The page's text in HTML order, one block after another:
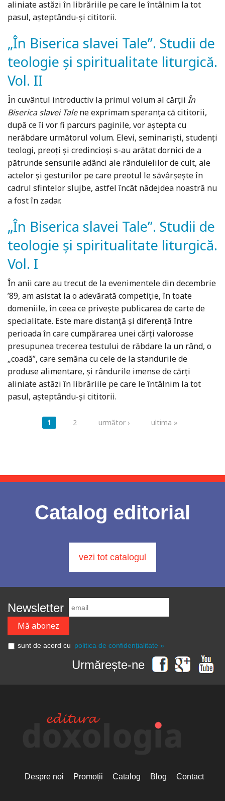
aliniate astăzi în librăriile pe care le întâlnim la tot
pasul, așteptându-și cititorii.
„În Biserica slavei Tale”. Studii de
teologie și spiritualitate liturgică.
Vol. II
În cuvântul introductiv la primul volum al cărții În
Biserica slavei Talene exprimam speranța că cititorii,
după ce îi vor fi parcurs paginile, vor aștepta cu
nerăbdare următorul volum. Elevi, semi­nariști, studenți
teologi, preoți și credincioși s-au arătat dornici de a
pătrunde sensurile adânci ale rânduielilor de cult, ale
actelor și gesturilor pe care preotul le săvârșește în
cadrul sfintelor slujbe, astfel încât nădejdea noastră nu
a fost în zadar.
„În Biserica slavei Tale”. Studii de
teologie și spiritualitate liturgică.
Vol. I
În anii care au trecut de la evenimentele din decembrie
’89, am asistat la o adevărată competiție, în toate
domeniile, în ceea ce privește publicarea de carte de
specialitate. Este mare distanță și diferență între
perioada în care cumpărarea unei cărți valoroase
presupunea trecerea testului de răbdare la un rând, o
„coadă”, care semăna cu cele de la standurile de
produse alimentare, și rându­rile imense de cărți
aliniate astăzi în librăriile pe care le întâlnim la tot
pasul, așteptându-și cititorii.
Pagini1 2 următor › ultima »
Catalog editorial
vezi tot catalogul
Newsletter
sunt de acord cu politica de confidențialitate »
Urmărește-ne
Despre noi Promoții Catalog Blog Contact